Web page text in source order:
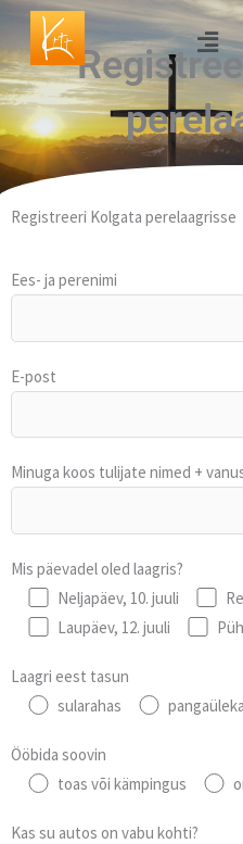
content
Menu
Registreeri Kolgata perelaagrisse
Ees- ja perenimi
E-post
Minuga koos tulijate nimed +
Mis päevadel oled laagris?
Neljapäev, 10. juuli
Laupäev, 12. juuli
Laagri eest tasun
sularahas
Ööbida soovin
toas või kämpingus
Kas su autos on vabu kohti?